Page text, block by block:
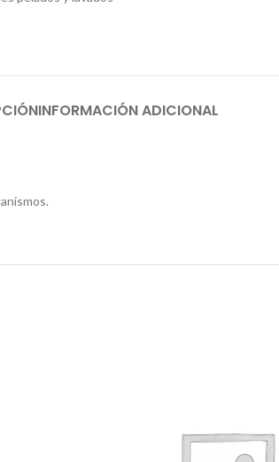
INFORMACIÓN ADICIONAL